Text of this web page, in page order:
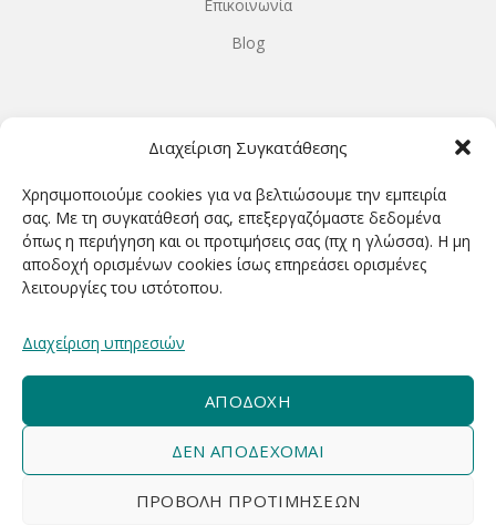
Διαχείριση Συγκατάθεσης
Χρησιμοποιούμε cookies για να βελτιώσουμε την εμπειρία
σας. Με τη συγκατάθεσή σας, επεξεργαζόμαστε δεδομένα
όπως η περιήγηση και οι προτιμήσεις σας (πχ η γλώσσα). Η μη
αποδοχή ορισμένων cookies ίσως επηρεάσει ορισμένες
λειτουργίες του ιστότοπου.
Διαχείριση υπηρεσιών
ΑΠΟΔΟΧΉ
ΔΕΝ ΑΠΟΔΈΧΟΜΑΙ
ΠΡΟΒΟΛΉ ΠΡΟΤΙΜΉΣΕΩΝ
Επικοινωνία
Blog
ΤΡΙΤΗ-ΠΕΜΠΤΗ-ΠΑΡΑΣΚΕΥΗ 9.00-20.00
ΣΑΒΒΑΤΟ 9.00-15.00
ΕΓΓΡΑΦΕΊΤΕ ΓΙΑ ΝΑ ΛΑΜΒΆΝΕΤΕ ΠΡΏΤΟΙ NΈΑ &